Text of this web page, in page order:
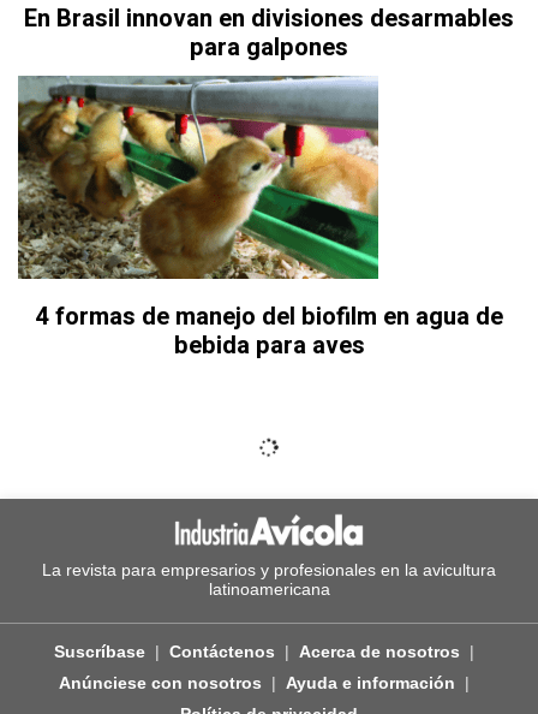
En Brasil innovan en divisiones desarmables
para galpones
4 formas de manejo del biofilm en agua de
bebida para aves
La revista para empresarios y profesionales en la avicultura
latinoamericana
Suscríbase Contáctenos
Acerca de nosotros
Anúnciese con nosotros
Ayuda e información